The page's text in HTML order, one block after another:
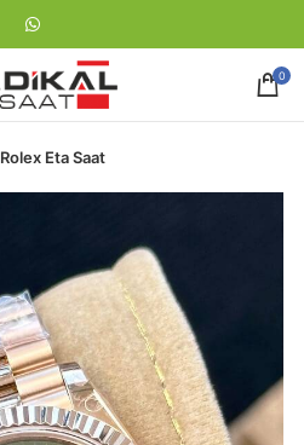
0
Rolex Eta Saat